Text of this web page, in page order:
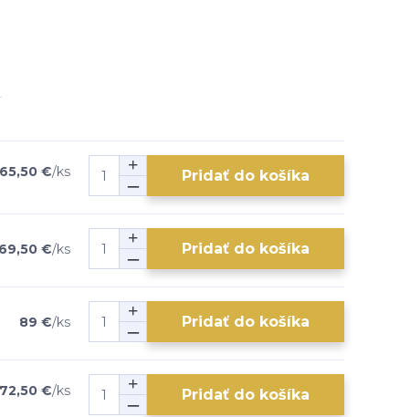
65,50 €/ks Pridať do košíka
69,50 €/ks Pridať do košíka
89 €/ks Pridať do košíka
72,50 €/ks Pridať do košíka